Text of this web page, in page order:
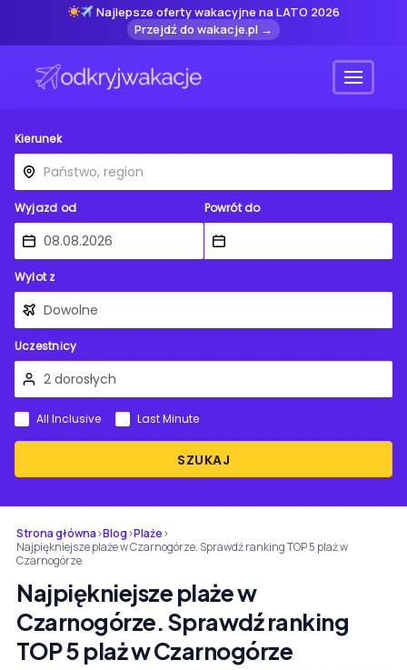
Najlepsze oferty wakacyjne na LATO 2026
Przejdź do wakacje.pl →
Menu
Kierunek
Wyjazd od Powrót do
Wylot z
Uczestnicy
SZUKAJ
All Inclusive Last Minute
Strona główna›Blog›Plaże›
Najpiękniejsze plaże w Czarnogórze. Sprawdź ranking TOP 5 plaż w
Czarnogórze
Najpiękniejsze plaże w
Czarnogórze. Sprawdź ranking
TOP 5 plaż w Czarnogórze